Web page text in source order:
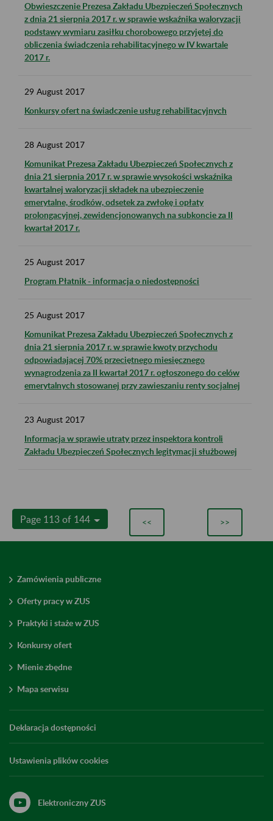
Obwieszczenie Prezesa Zakładu Ubezpieczeń Społecznych
z dnia 21 sierpnia 2017 r. w sprawie wskaźnika waloryzacji
podstawy wymiaru zasiłku chorobowego przyjętej do
obliczenia świadczenia rehabilitacyjnego w IV kwartale
2017 r.
29 August 2017
Konkursy ofert na świadczenie usług rehabilitacyjnych
28 August 2017
Komunikat Prezesa Zakładu Ubezpieczeń Społecznych z
dnia 21 sierpnia 2017 r. w sprawie wysokości wskaźnika
kwartalnej waloryzacji składek na ubezpieczenie
emerytalne, środków, odsetek za zwłokę i opłaty
prolongacyjnej, zewidencjonowanych na subkoncie za II
kwartał 2017 r.
25 August 2017
Program Płatnik - informacja o niedostępności
25 August 2017
Komunikat Prezesa Zakładu Ubezpieczeń Społecznych z
dnia 21 sierpnia 2017 r. w sprawie kwoty przychodu
odpowiadającej 70% przeciętnego miesięcznego
wynagrodzenia za II kwartał 2017 r. ogłoszonego do celów
emerytalnych stosowanej przy zawieszaniu renty socjalnej
23 August 2017
Informacja w sprawie utraty przez inspektora kontroli
Zakładu Ubezpieczeń Społecznych legitymacji służbowej
Page 113 of 144 << >>
Zamówienia publiczne
Oferty pracy w ZUS
Praktyki i staże w ZUS
Konkursy ofert
Mienie zbędne
Mapa serwisu
Deklaracja dostępności
Ustawienia plików cookies
Elektroniczny ZUS